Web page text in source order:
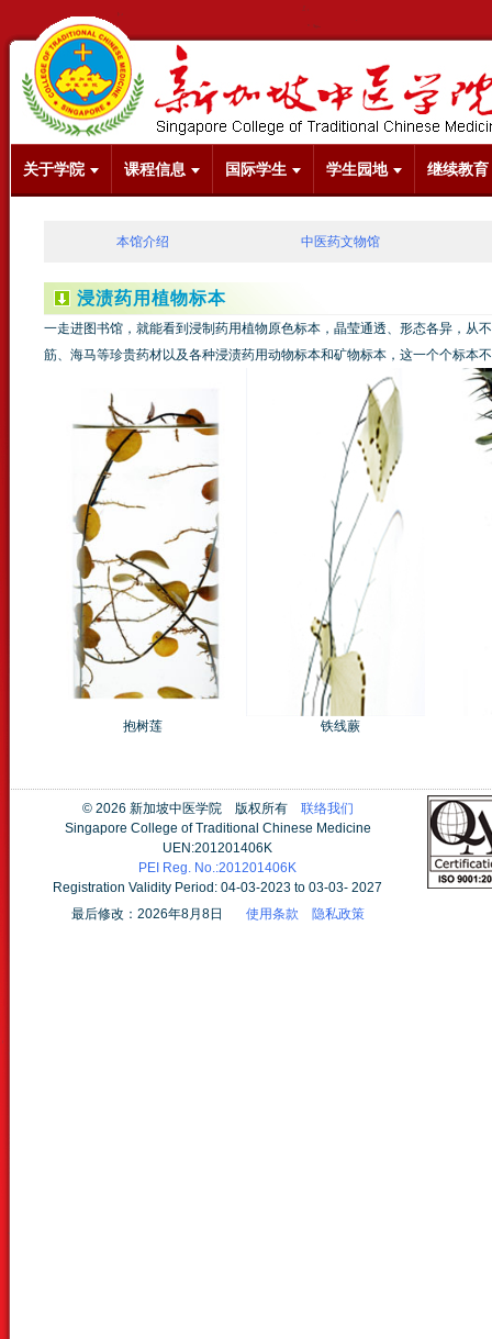
关于学院 课程信息 国际学生 学生园地 继续教育
本馆介绍 中医药文物馆
浸渍药用植物标本
一走进图书馆，就能看到浸制药用植物原色标本，晶莹通透、形态各异，从
筋、海马等珍贵药材以及各种浸渍药用动物标本和矿物标本，这一个个标本
抱树莲 铁线蕨
© 2026 新加坡中医学院 版权所有 联络我们
Singapore College of Traditional Chinese Medicine
UEN:201201406K
PEI Reg. No.:201201406K
Registration Validity Period: 04-03-2023 to 03-03- 2027
最后修改：2026年8月8日 使用条款 隐私政策